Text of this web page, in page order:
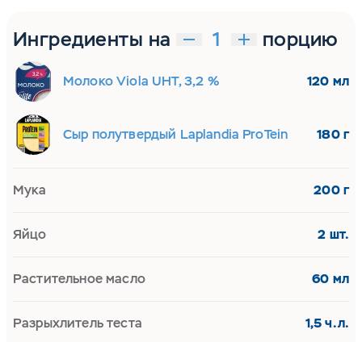
Ингредиенты на порцию
Молоко Viola UHT, 3,2 % 120 мл
Сыр полутвердый Laplandia ProTein 180 г
Мука 200 г
Яйцо 2 шт.
Растительное масло 60 мл
Разрыхлитель теста 1,5 ч.л.